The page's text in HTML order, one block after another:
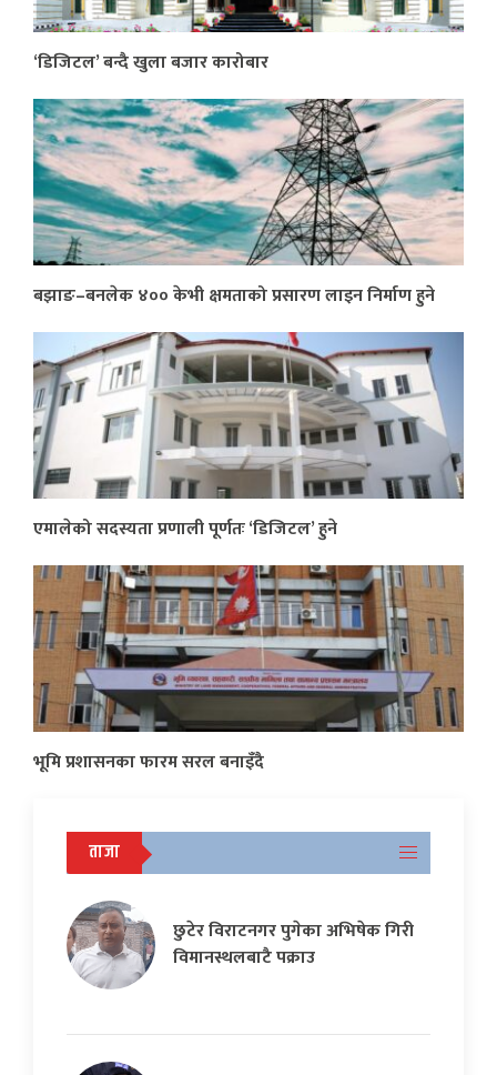
‘डिजिटल’ बन्दै खुला बजार कारोबार
बझाङ–बनलेक ४०० केभी क्षमताको प्रसारण लाइन निर्माण हुने
एमालेको सदस्यता प्रणाली पूर्णतः ‘डिजिटल’ हुने
भूमि प्रशासनका फारम सरल बनाइँदै
ताजा
छुटेर विराटनगर पुगेका अभिषेक गिरी
विमानस्थलबाटै पक्राउ